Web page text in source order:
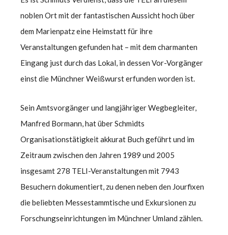
noblen Ort mit der fantastischen Aussicht hoch über
dem Marienpatz eine Heimstatt für ihre
Veranstaltungen gefunden hat – mit dem charmanten
Eingang just durch das Lokal, in dessen Vor-Vorgänger
einst die Münchner Weißwurst erfunden worden ist.
Sein Amtsvorgänger und langjähriger Wegbegleiter,
Manfred Bormann, hat über Schmidts
Organisationstätigkeit akkurat Buch geführt und im
Zeitraum zwischen den Jahren 1989 und 2005
insgesamt 278 TELI-Veranstaltungen mit 7943
Besuchern dokumentiert, zu denen neben den Jourfixen
die beliebten Messestammtische und Exkursionen zu
Forschungseinrichtungen im Münchner Umland zählen.